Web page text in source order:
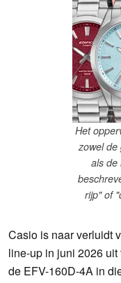
Het
zowel de
als de
rijp" of
Casio is naar verluidt
line-up in juni 2026
de EFV-160D-4A in